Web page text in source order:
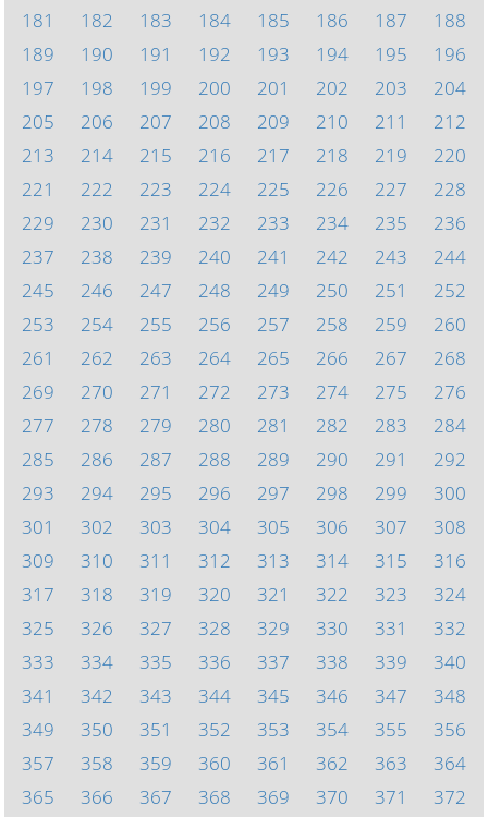
181
182 183 184 185 186 187
188
189
190 191 192 193 194 195
196
197
198 199 200 201 202 203
204
205
206 207 208 209 210 211
212
213
214 215 216 217 218 219
220
221
222 223 224 225 226 227
228
229
230 231 232 233 234 235
236
237
238 239 240 241 242 243
244
245
246 247 248 249 250 251
252
253
254 255 256 257 258 259
260
261
262 263 264 265 266 267
268
269
270 271 272 273 274 275
276
277
278 279 280 281 282 283
284
285
286 287 288 289 290 291
292
293
294 295 296 297 298 299
300
301
302 303 304 305 306 307
308
309
310 311 312 313 314 315
316
317
318 319 320 321 322 323
324
325
326 327 328 329 330 331
332
333
334 335 336 337 338 339
340
341
342 343 344 345 346 347
348
349
350 351 352 353 354 355
356
357
358 359 360 361 362 363
364
365
366 367 368 369 370 371 372